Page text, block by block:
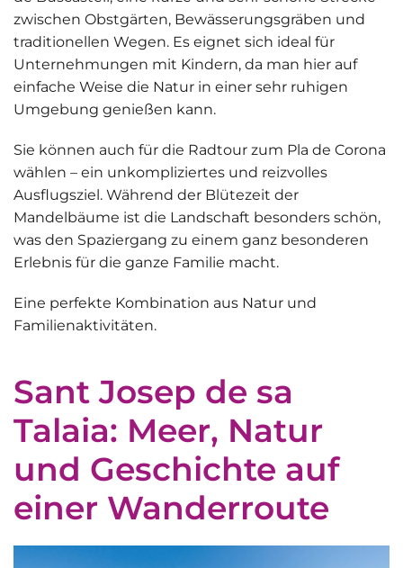
zwischen Obstgärten, Bewässerungsgräben und
traditionellen Wegen. Es eignet sich ideal für
Unternehmungen mit Kindern, da man hier auf
einfache Weise die Natur in einer sehr ruhigen
Umgebung genießen kann.
Sie können auch für die Radtour zum Pla de Corona
wählen – ein unkompliziertes und reizvolles
Ausflugsziel. Während der Blütezeit der
Mandelbäume ist die Landschaft besonders schön,
was den Spaziergang zu einem ganz besonderen
Erlebnis für die ganze Familie macht.
Eine perfekte Kombination aus Natur und
Familienaktivitäten.
Sant Josep de sa
Talaia: Meer, Natur
und Geschichte auf
einer Wanderroute